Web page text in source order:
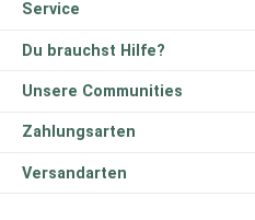
Service
Du brauchst Hilfe?
Unsere Communities
Zahlungsarten
Versandarten